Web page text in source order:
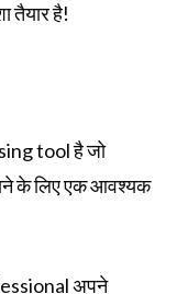
तैयार है!
tool है जो
के लिए एक आवश्यक
अपने